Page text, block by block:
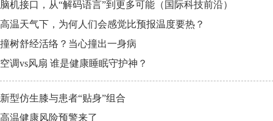
脑机接口，从“解码语言”到更多可能（国际科技前沿）
高温天气下，为何人们会感觉比预报温度要热？
撞树舒经活络？当心撞出一身病
空调vs风扇 谁是健康睡眠守护神？
新型仿生膝与患者“贴身”组合
高温健康风险预警来了